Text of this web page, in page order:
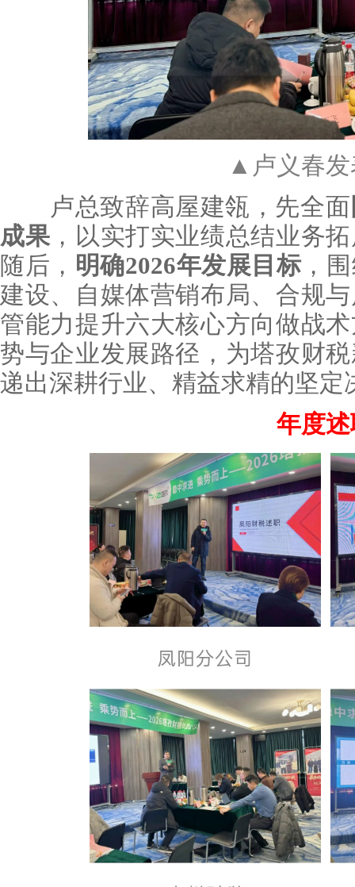
▲卢义春发
卢总致辞高屋建瓴，先全面
成果，以实打实业绩总结业务
随后， 明确2026年发展目标 ，
建设、自媒体营销布局、合规
管能力提升六大核心方向做战
势与企业发展路径，为塔孜财
递出深耕行业、精益求精的坚定
年度